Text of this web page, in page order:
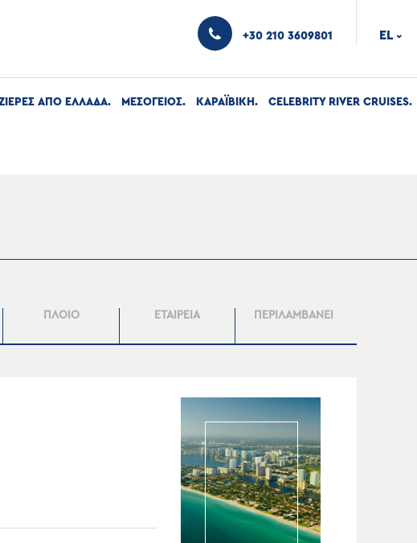
+30 210 3609801 EL ›
ΑΠΟ ΕΛΛΑΔΑ ΜΕΣΟΓΕΙΟΣ ΚΑΡΑΪΒΙΚΗ CELEBRITY RIVER CRUISES
ΠΛΟΙΟ ΕΤΑΙΡΕΙΑ ΠΕΡΙΛΑΜΒΑΝΕΙ